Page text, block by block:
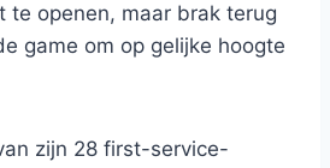
te openen, maar brak terug
game om op gelijke hoogte
zijn 28 first-service-